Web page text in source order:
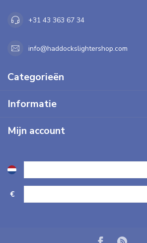
+31 43 363 67 34
info@haddockslightershop.com
Categorieën
Informatie
Mijn account
€